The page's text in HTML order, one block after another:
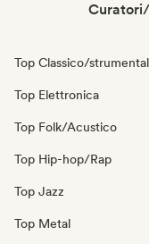
Top Classico/
Top Elettronica
Top Folk/Acustico
Top Hip-hop/Rap
Top Jazz
Top Metal